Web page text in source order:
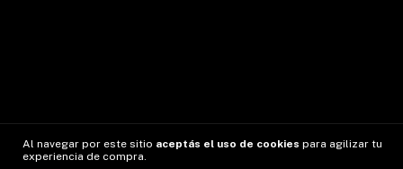
Al navegar por este sitio aceptás el uso de cookies para agilizar tu
experiencia de compra.